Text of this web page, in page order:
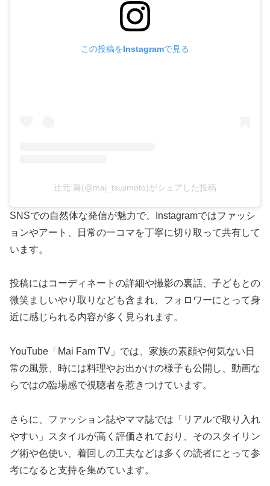
この投稿をInstagramで見る
辻元 舞(@mai_tsujimoto)がシェアした投稿
SNSでの自然体な発信が魅力で、Instagramではファッシ
ョンやアート、日常の一コマを丁寧に切り取って共有して
います。
投稿にはコーディネートの詳細や撮影の裏話、子どもとの
微笑ましいやり取りなども含まれ、フォロワーにとって身
近に感じられる内容が多く見られます。
YouTube「Mai Fam TV」では、家族の素顔や何気ない日
常の風景、時には料理やお出かけの様子も公開し、動画な
らではの臨場感で視聴者を惹きつけています。
さらに、ファッション誌やママ誌では「リアルで取り入れ
やすい」スタイルが高く評価されており、そのスタイリン
グ術や色使い、着回しの工夫などは多くの読者にとって参
考になると支持を集めています。